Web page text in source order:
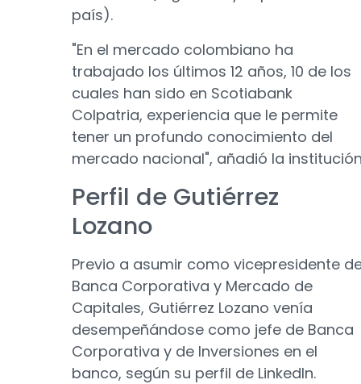
país).
"En el mercado colombiano ha
trabajado los últimos 12 años, 10 de los
cuales han sido en Scotiabank
Colpatria, experiencia que le permite
tener un profundo conocimiento del
mercado nacional", añadió la
Perfil de Gutiérrez
Lozano
Previo a asumir como vicepresidente
Banca Corporativa y Mercado de
Capitales, Gutiérrez Lozano venía
desempeñándose como jefe de Banca
Corporativa y de Inversiones en el
banco, según su perfil de LinkedIn.